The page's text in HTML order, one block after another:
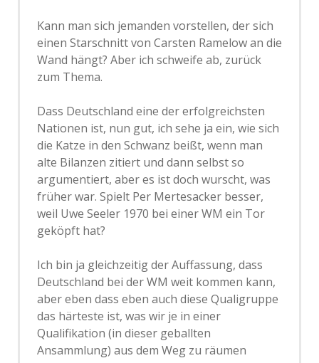
Kann man sich jemanden vorstellen, der sich
einen Starschnitt von Carsten Ramelow an die
Wand hängt? Aber ich schweife ab, zurück
zum Thema.
Dass Deutschland eine der erfolgreichsten
Nationen ist, nun gut, ich sehe ja ein, wie sich
die Katze in den Schwanz beißt, wenn man
alte Bilanzen zitiert und dann selbst so
argumentiert, aber es ist doch wurscht, was
früher war. Spielt Per Mertesacker besser,
weil Uwe Seeler 1970 bei einer WM ein Tor
geköpft hat?
Ich bin ja gleichzeitig der Auffassung, dass
Deutschland bei der WM weit kommen kann,
aber eben dass eben auch diese Qualigruppe
das härteste ist, was wir je in einer
Qualifikation (in dieser geballten
Ansammlung) aus dem Weg zu räumen